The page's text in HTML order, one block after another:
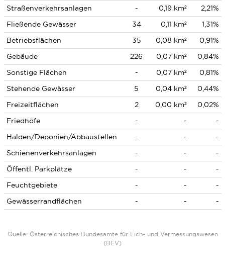
Straßenverkehrsanlagen - 0,19 km²
2,21%
Fließende Gewässer
34 0,11 km²
1,31%
Betriebsflächen
35 0,08 km²
0,91%
Gebäude
226 0,07 km²
0,84%
Sonstige Flächen
- 0,07 km²
0,81%
Stehende Gewässer
5 0,04 km²
0,44%
Freizeitflächen
2 0,00 km²
0,02%
Friedhöfe
- -
-
Halden/Deponien/Abbaustellen
- -
-
Schienenverkehrsanlagen
- -
-
Öffentl. Parkplätze
- -
-
Feuchtgebiete
- -
-
Gewässerrandflächen
- - -
Quelle: Österreichisches Bundesamte für Eich- und Vermessungswesen
(BEV)